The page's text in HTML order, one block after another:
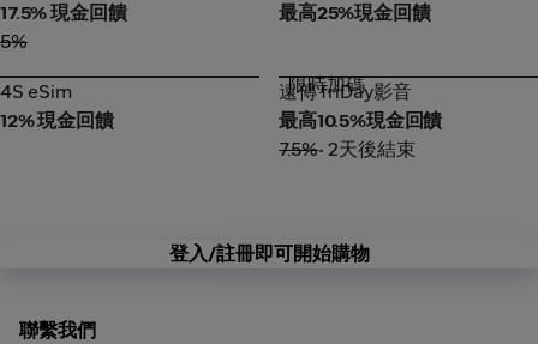
17.5% 現金回饋
5%
最高25%現金回饋
4S eSim
4S eSim
12% 現金回饋
遠傳 friDay影音
限時加碼
遠傳 friDay影音
最高10.5%現金回饋
7.5%• 2天後結束
登入/註冊即可開始購物
聯繫我們